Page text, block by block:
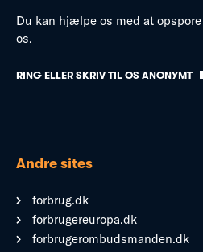
Du kan hjælpe os med at
os.
RING ELLER SKRIV TIL OS ANONYMT
Andre sites
forbrug.dk
forbrugereuropa.dk
forbrugerombudsmanden.dk